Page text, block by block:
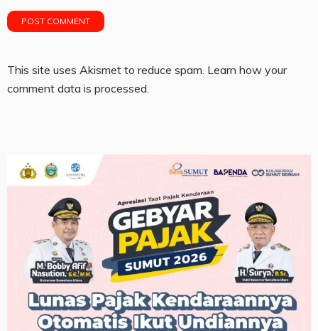
This site uses Akismet to reduce spam. Learn how your
comment data is processed.